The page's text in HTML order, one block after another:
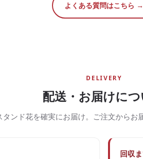
よくある質問はこちら →
DELIVERY
配送・お届けに
ンド花を確実にお届け。ご注文からお
回収